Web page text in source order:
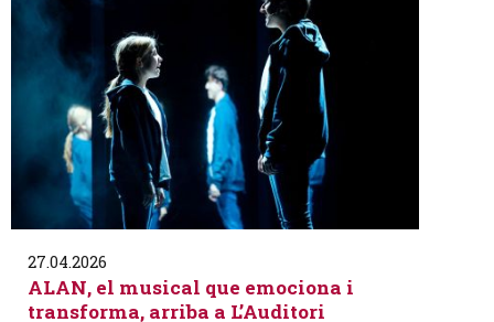
27.04.2026
ALAN, el musical que emociona i
transforma, arriba a L’Auditori